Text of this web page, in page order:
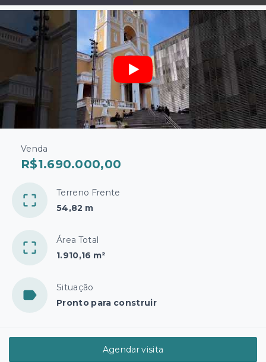
Venda
R$1.690.000,00
Terreno Frente
54,82 m
Área Total
1.910,16 m²
Situação
Pronto para construir
Agendar visita